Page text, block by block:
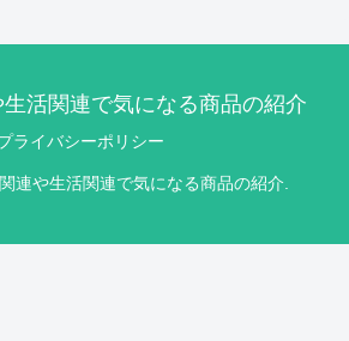
活関連で気になる商品の紹介
ライバシーポリシー
連や生活関連で気になる商品の紹介.